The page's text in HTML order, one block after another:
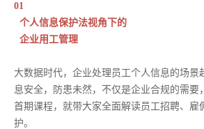
01
个人信息保护法视角下的
企业用工管理
大数据时代，企业处理员工个人信息的场景
息安全，防患未然，不仅是企业合规的需要
首期课程，就带大家全面解读员工招聘、雇
护。